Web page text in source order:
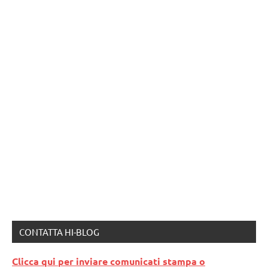
CONTATTA HI-BLOG
Clicca qui per inviare comunicati stampa o